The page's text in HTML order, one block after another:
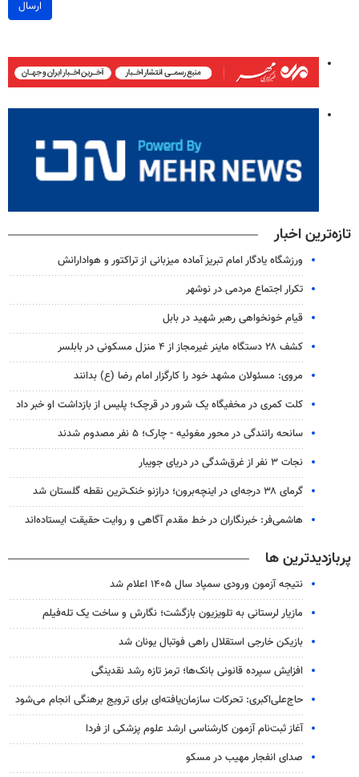
ارسال
تازه‌ترین اخبار
ورزشگاه یادگار امام تبریز آماده میزبانی از تراکتور و هوادارانش
تکرار اجتماع مردمی در نوشهر
قیام خونخواهی رهبر شهید در بابل
کشف ۲۸ دستگاه ماینر غیرمجاز از ۴ منزل مسکونی در بابلسر
مروی: مسئولان مشهد خود را کارگزار امام رضا (ع) بدانند
کلت کمری در مخفیگاه یک شرور در قرچک؛ پلیس از بازداشت او خبر داد
سانحه رانندگی در محور مغوئیه - چارک؛ ۵ نفر مصدوم شدند
نجات ۳ نفر از غرق‌شدگی در دریای جویبار
گرمای ۳۸ درجه‌ای در اینچه‌برون؛ درازنو خنک‌ترین نقطه گلستان شد
هاشمی‌فر​​​​​​​: خبرنگاران در خط مقدم آگاهی و روایت حقیقت ایستاده‌اند
پربازدیدترین ها
نتیجه آزمون ورودی سمپاد سال ۱۴۰۵ اعلام شد
مازیار لرستانی به تلویزیون بازگشت؛ نگارش و ساخت یک تله‌فیلم
بازیکن خارجی استقلال راهی فوتبال یونان شد
افزایش سپرده قانونی بانک‌ها؛ ترمز تازه رشد نقدینگی
حاج‌علی‌اکبری: تحرکات سازمان‌یافته‌ای برای ترویج برهنگی انجام می‌شود
آغاز ثبت‌نام‌ آزمون کارشناسی ارشد علوم پزشکی از فردا
صدای انفجار مهیب در مسکو